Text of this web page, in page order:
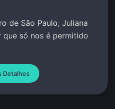
de São Paulo, Juliana
Detalhes